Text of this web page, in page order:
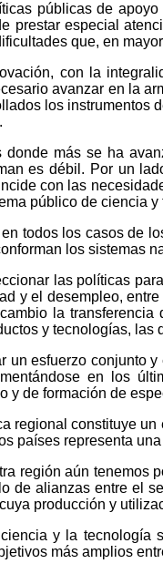
públicas de
prestar especial
que, en
con la
avanzar en la
los instrumentos
más se ha
es débil. Por un
con las
público de ciencia
todos los casos de
los sistemas
las políticas
y el desempleo,
la
y tecnologías,
un esfuerzo conjunto
en los
y de formación de
regional constituye
países representa
región aún tenemos
de alianzas entre el
producción y
y la tecnología
más amplios